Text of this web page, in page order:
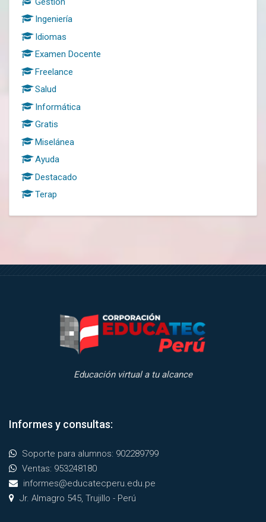
Ingeniería
Idiomas
Examen Docente
Freelance
Salud
Informática
Gratis
Miselánea
Ayuda
Destacado
Terap
Educación virtual a tu alcance
Salta Informes y consultas:
Informes y consultas:
Soporte para alumnos: 902289799
Ventas: 953248180
informes@educatecperu.edu.pe
Jr. Almagro 545, Trujillo - Perú